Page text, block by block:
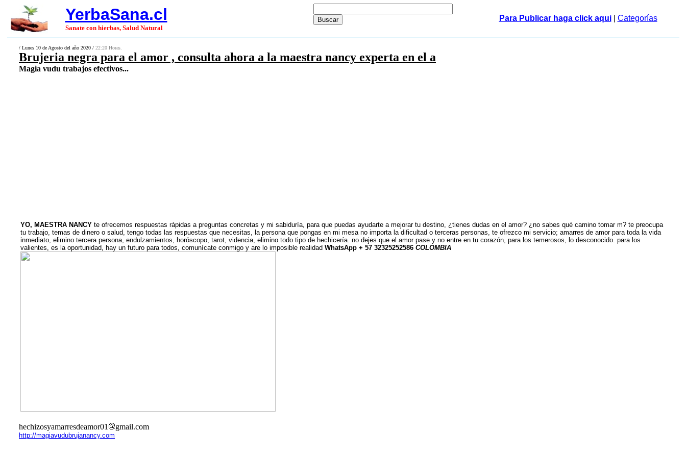
YerbaSana.cl
Sanate con hierbas, Salud Natural
Para Publicar haga click aqui| Categorías
/ Lunes 10 de Agosto del año 2020 / 22:20 Horas.
Brujeria negra para el amor , consulta ahora a la maestra nancy experta en el a
Magia vudu trabajos efectivos...
YO, MAESTRA NANCY te ofrecemos respuestas rápidas a preguntas concretas y mi sabiduría, para que puedas ayudarte a mejorar tu destino, ¿tienes dudas en el amor? ¿no sabes qué camino tomar m? te preocupa
tu trabajo, temas de dinero o salud, tengo todas las respuestas que necesitas, la persona que pongas en mi mesa no importa la dificultad o terceras personas, te ofrezco mi servicio; amarres de amor para toda la vida
inmediato, elimino tercera persona, endulzamientos, horóscopo, tarot, videncia, elimino todo tipo de hechicería. no dejes que el amor pase y no entre en tu corazón, para los temerosos, lo desconocido. para los
valientes, es la oportunidad, hay un futuro para todos, comunícate conmigo y are lo imposible realidad WhatsApp + 57 32325252586 COLOMBIA
hechizosyamarresdeamor01 gmail.com
http://magiavudubrujanancy.com